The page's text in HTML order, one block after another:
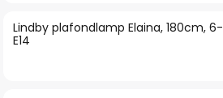
de
afbeeldingen-
Lindby plafondlamp Elaina, 180cm,
E14